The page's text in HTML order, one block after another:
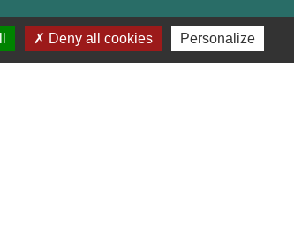
Deny all cookies Personalize